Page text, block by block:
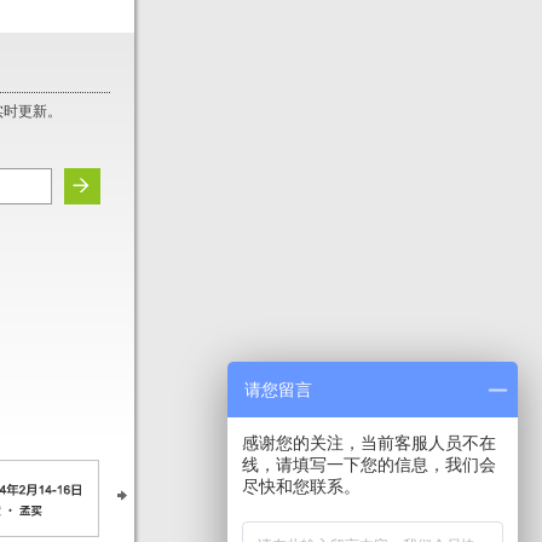
更新。
请您留言
感谢您的关注，当前客服人员不在
线，请填写一下您的信息，我们会
尽快和您联系。